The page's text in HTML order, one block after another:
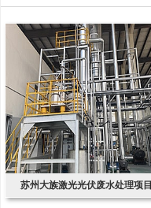
苏州大族激光光伏废水处理项目